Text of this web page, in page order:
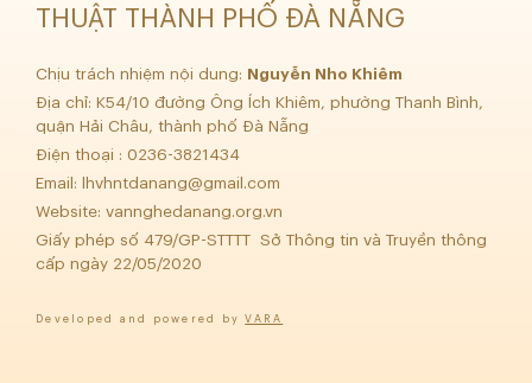
THUẬT THÀNH PHỐ ĐÀ NẴNG
Chịu trách nhiệm nội dung: Nguyễn Nho Khiêm
Địa chỉ: K54/10 đường Ông Ích Khiêm, phường Thanh Bình,
quận Hải Châu, thành phố Đà Nẵng
Điện thoại : 0236-3821434
Email:
lhvhntdanang@gmail.com
Website: vannghedanang.org.vn
Giấy phép số 479/GP-STTTT Sở Thông tin và Truyền thông
cấp ngày 22/05/2020
Developed and powered byVARA